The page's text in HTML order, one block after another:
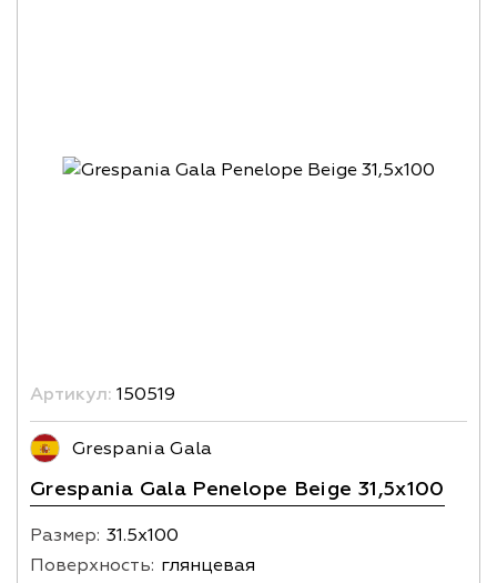
Артикул: 150519
Grespania Gala
Grespania Gala Penelope Beige 31,5x100
Размер: 31.5х100
Поверхность: глянцевая